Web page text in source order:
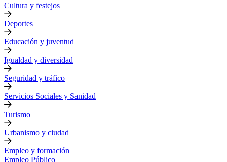
Cultura y festejos
Deportes
Educación y juventud
Igualdad y diversidad
Seguridad y tráfico
Servicios Sociales y Sanidad
Turismo
Urbanismo y ciudad
Empleo y formación
Empleo Público